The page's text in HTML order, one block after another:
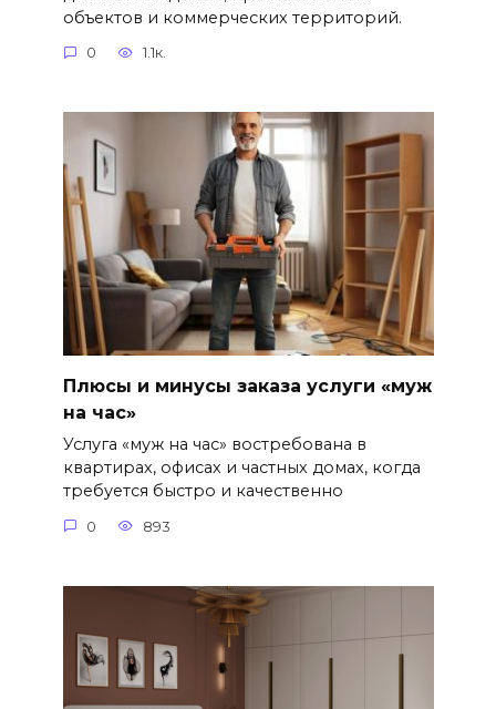
объектов и коммерческих территорий.
0 1.1к.
Плюсы и минусы заказа услуги «муж
на час»
Услуга «муж на час» востребована в
квартирах, офисах и частных домах, когда
требуется быстро и качественно
0 893